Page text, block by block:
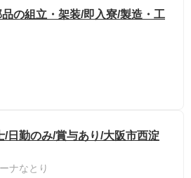
品の組立・架装/即入寮/製造・工
/日勤のみ/賞与あり/大阪市西淀
ナなとり